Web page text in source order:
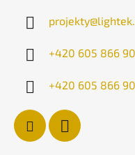
projekty@
+420 605 866
+420 605 866